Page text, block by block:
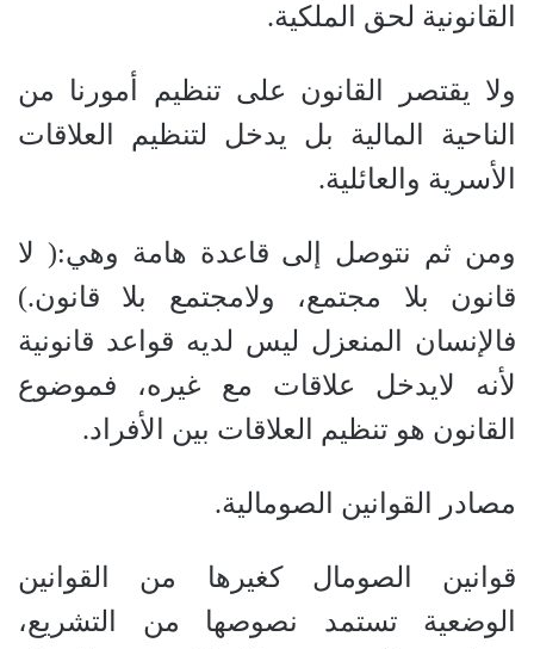
القانونية لحق الملكية.
ولا يقتصر القانون على تنظيم أمورنا من
الناحية المالية بل يدخل لتنظيم العلاقات
الأسرية والعائلية.
ومن ثم نتوصل إلى قاعدة هامة وهي:( لا
قانون بلا مجتمع، ولامجتمع بلا قانون.)
فالإنسان المنعزل ليس لديه قواعد قانونية
لأنه لايدخل علاقات مع غيره، فموضوع
القانون هو تنظيم العلاقات بين الأفراد.
مصادر القوانين الصومالية.
قوانين الصومال كغيرها من القوانين
الوضعية تستمد نصوصها من التشريع،